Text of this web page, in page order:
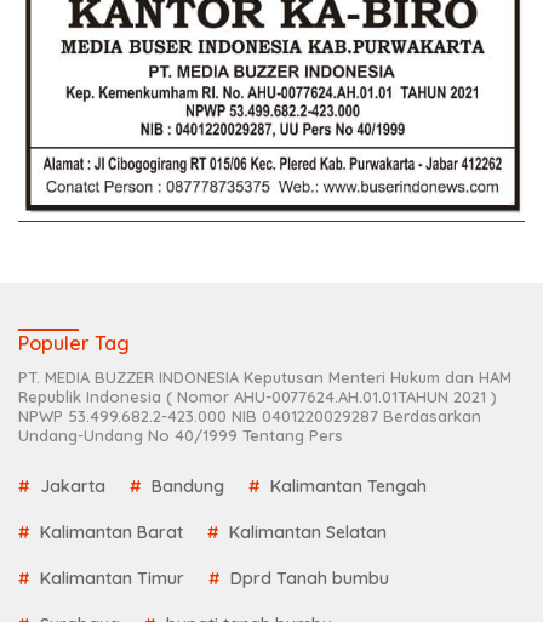
Populer Tag
PT. MEDIA BUZZER INDONESIA Keputusan Menteri Hukum dan HAM
Republik Indonesia ( Nomor AHU-0077624.AH.01.01TAHUN 2021 )
NPWP 53.499.682.2-423.000 NIB 0401220029287 Berdasarkan
Undang-Undang No 40/1999 Tentang Pers
Jakarta Bandung Kalimantan Tengah
Kalimantan Barat Kalimantan Selatan
Kalimantan Timur Dprd Tanah bumbu